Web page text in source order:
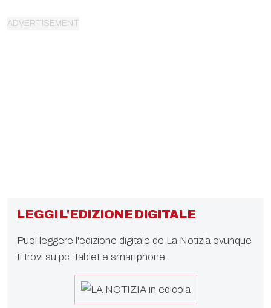
LEGGI L'EDIZIONE DIGITALE
Puoi leggere l'edizione digitale de La Notizia ovunque
ti trovi su pc, tablet e smartphone.